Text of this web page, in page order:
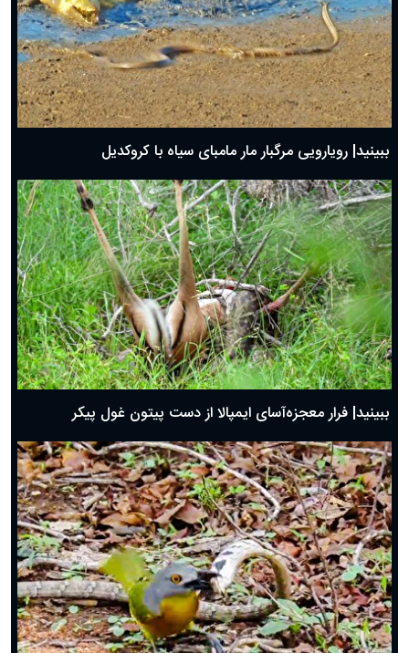
ببینید| رویارویی مرگبار مار مامبای سیاه با کروکدیل
ببینید| فرار معجزه‌آسای ایمپالا از دست پیتون غول پیکر